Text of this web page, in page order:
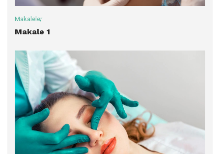
Makaleler
Makale 1